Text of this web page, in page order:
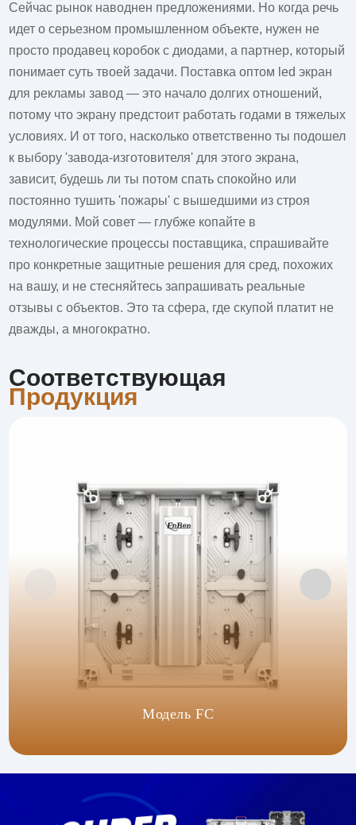
Сейчас рынок наводнен предложениями. Но когда речь
идет о серьезном промышленном объекте, нужен не
просто продавец коробок с диодами, а партнер, который
понимает суть твоей задачи. Поставкаоптом led экран
для рекламы завод — это начало долгих отношений,
потому что экрану предстоит работать годами в тяжелых
условиях. И от того, насколько ответственно ты подошел
к выбору 'завода-изготовителя' для этого экрана,
зависит, будешь ли ты потом спать спокойно или
постоянно тушить 'пожары' с вышедшими из строя
модулями. Мой совет — глубже копайте в
технологические процессы поставщика, спрашивайте
про конкретные защитные решения для сред, похожих
на вашу, и не стесняйтесь запрашивать реальные
отзывы с объектов. Это та сфера, где скупой платит не
дважды, а многократно.
Соответствующая
Продукция
Модель FC